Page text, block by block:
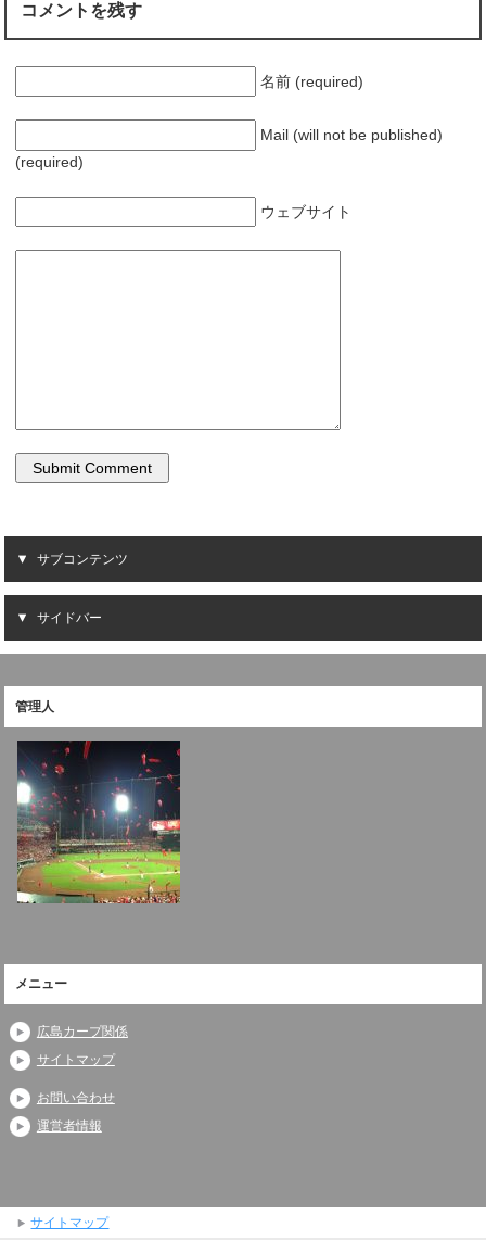
コメントを残す
名前 (required)
Mail (will not be published)
(required)
ウェブサイト
サブコンテンツ
サイドバー
管理人
メニュー
広島カープ関係
サイトマップ
お問い合わせ
運営者情報
サイトマップ